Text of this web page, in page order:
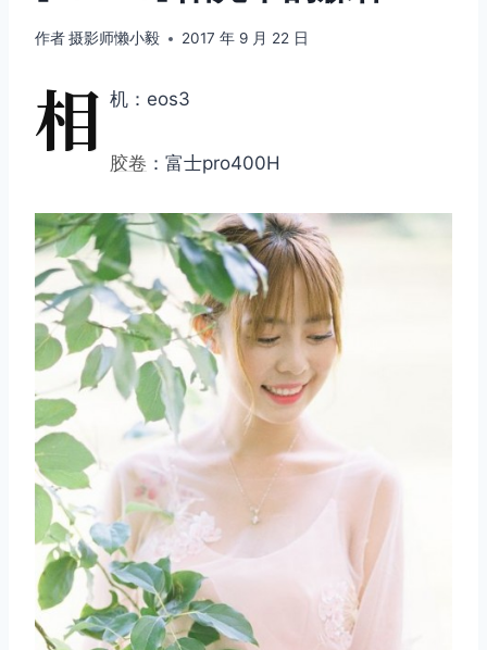
作者摄影师懒小毅 2017 年 9 月 22 日
相 机：eos3
胶卷 ：富士pro400H